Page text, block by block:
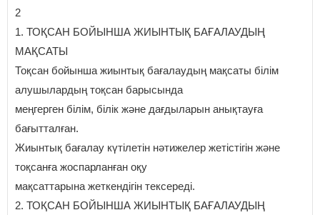
2
1. ТОҚСАН БОЙЫНША ЖИЫНТЫҚ БАҒАЛАУДЫҢ
МАҚСАТЫ
Тоқсан бойынша жиынтық бағалаудың мақсаты білім
алушылардың тоқсан барысында
меңгерген білім, білік және дағдыларын анықтауға
бағытталған.
Жиынтық бағалау күтілетін нәтижелер жетістігін және
тоқсанға жоспарланған оқу
мақсаттарына жеткендігін тексереді.
2. ТОҚСАН БОЙЫНША ЖИЫНТЫҚ БАҒАЛАУДЫҢ